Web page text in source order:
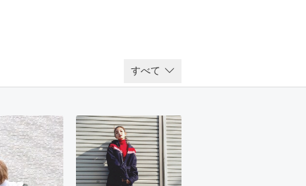
すべて